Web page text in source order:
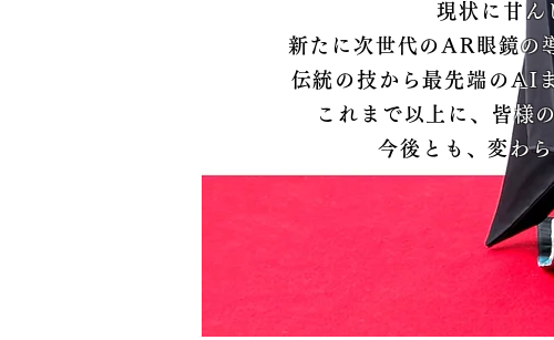
現状に甘 ん
新たに次世代のAR眼鏡の
伝統の技から最先端のAI
これまで以上に、皆様
今後とも、変わ